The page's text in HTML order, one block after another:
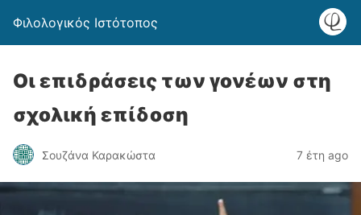
Φιλολογικός Ιστότοπος
Οι επιδράσεις των γονέων στη
σχολική επίδοση
Σουζάνα Καρακώστα 7 έτη ago